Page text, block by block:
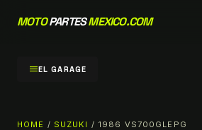
MOTOPARTESMEXICO.COM
menuEL GARAGE
HOME / SUZUKI / 1986 VS700GLEPG